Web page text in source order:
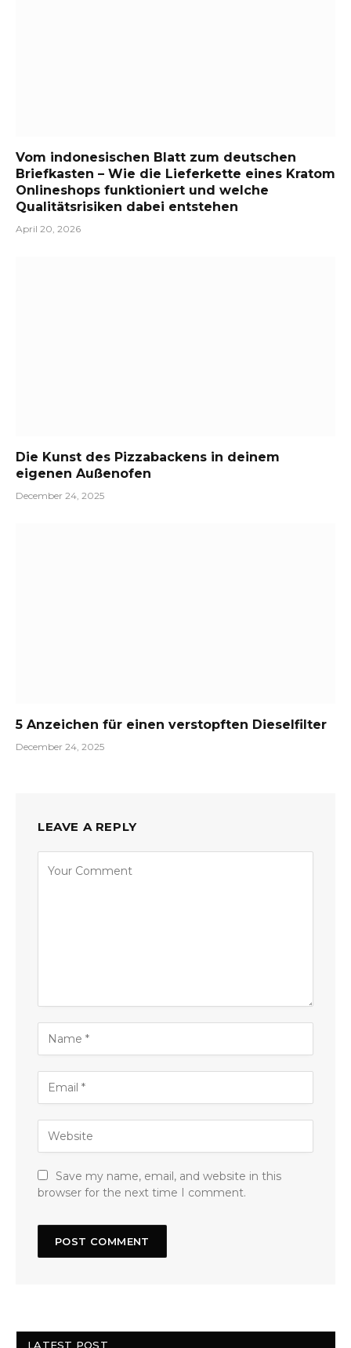
Vom indonesischen Blatt zum deutschen
Briefkasten – Wie die Lieferkette eines Kratom
Onlineshops funktioniert und welche
Qualitätsrisiken dabei entstehen
April 20, 2026
Die Kunst des Pizzabackens in deinem
eigenen Außenofen
December 24, 2025
5 Anzeichen für einen verstopften Dieselfilter
December 24, 2025
LEAVE A REPLY
Save my name, email, and website in this
browser for the next time I comment.
LATEST POST